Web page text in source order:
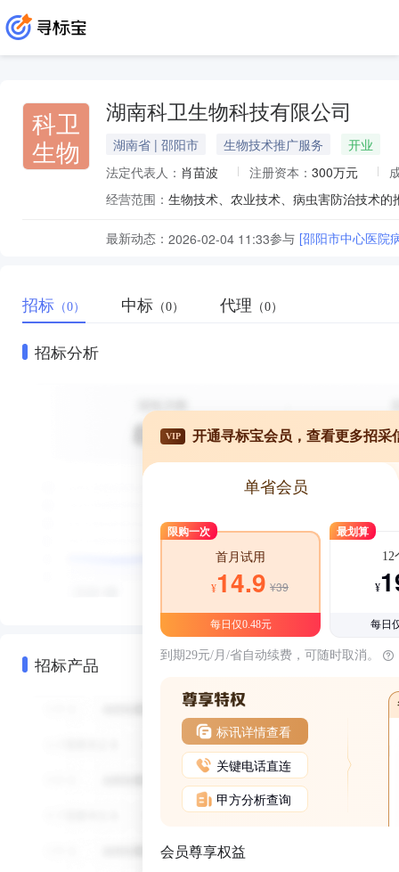
科卫
生物
湖南科卫生物科技有限公司
湖南省 | 邵阳市 生物技术推广服务
开业
法定代表人： 肖苗波 注册资本： 300万元
经营范围：
最新动态： 2026-02-04 11:33参与 [邵阳市中心医院
招标 （0） 中标 （0） 代理 （0）
招标分析
招标产品
VIP 开通寻标宝会员，查看更多招采
单省会员
限购一次
首月试用
¥14.9 ¥39
每日仅0.48元
最划算
12
¥
每日
到期29元/月/省自动续费，可随时取消。
标讯详情查看
关键电话直连
甲方分析查询
会员尊享权益